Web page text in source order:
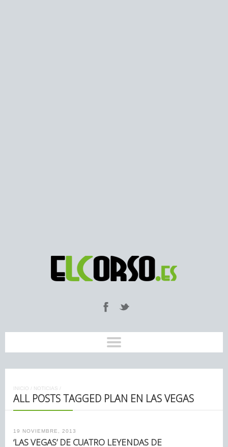
INICIO / NOTICIAS /
ALL POSTS TAGGED PLAN EN LAS VEGAS
19 NOVIEMBRE, 2013
‘LAS VEGAS’ DE CUATRO LEYENDAS DE